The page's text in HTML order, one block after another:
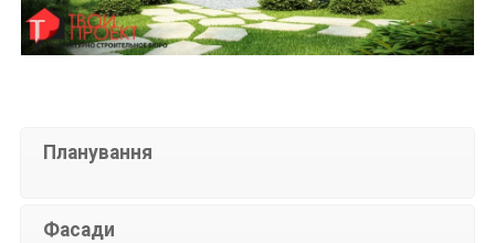
Планування
Фасади